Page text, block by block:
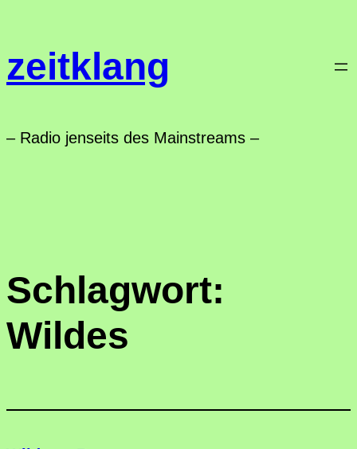
springen
zeitklang
– Radio jenseits des Mainstreams –
Schlagwort:
Wildes